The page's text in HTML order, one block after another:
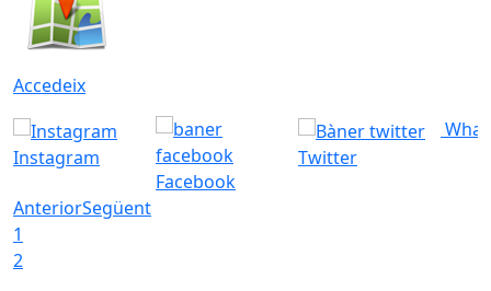
Accedeix
Instagram
Facebook
Twitter
AnteriorSegüent
1
2